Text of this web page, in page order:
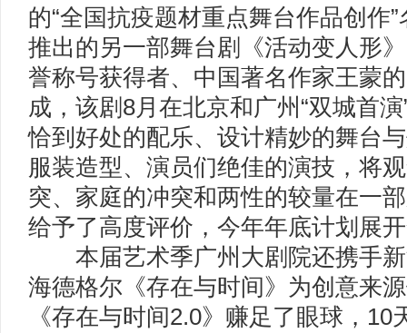
的“全国抗疫题材重点舞台作品创作
推出的另一部舞台剧《活动变人形
誉称号获得者、中国著名作家王蒙
成，该剧8月在北京和广州“双城首
恰到好处的配乐、设计精妙的舞台
服装造型、演员们绝佳的演技，将
突、家庭的冲突和两性的较量在一
给予了高度评价，今年年底计划展
本届艺术季广州大剧院还携手新
海德格尔《存在与时间》为创意来
《存在与时间2.0》赚足了眼球，